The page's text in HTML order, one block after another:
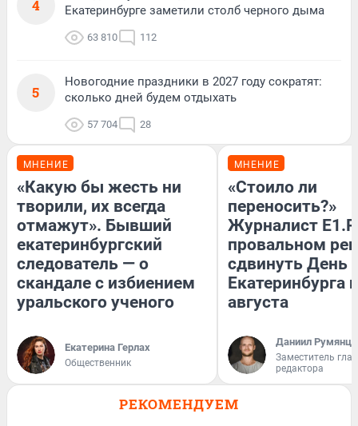
4
Екатеринбурге заметили столб черного дыма
63 810 112
5
Новогодние праздники в 2027 году сократят:
сколько дней будем отдыхать
57 704 28
МНЕНИЕ
«Какую бы жесть ни
творили, их всегда
отмажут». Бывший
екатеринбургский
следователь — о
скандале с избиением
уральского ученого
Екатерина Герлах
Общественник
МНЕНИЕ
«Стоило ли
переносить?»
Журналист
провальном
сдвинуть День
Екатеринбурга
августа
Даниил
Заместитель
редактора
РЕКОМЕНДУЕМ